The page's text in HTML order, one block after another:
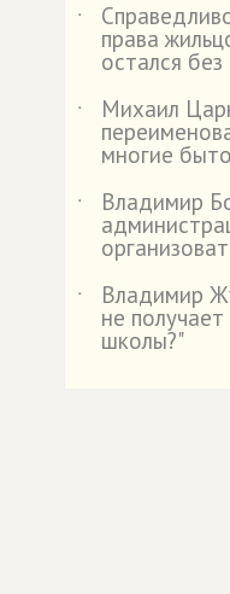
˙
права
остался
˙
Михаил
многие
˙
Владимир
˙
Владимир
не
школы?"